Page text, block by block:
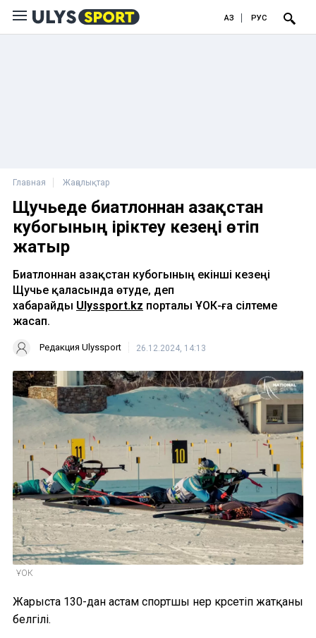
ҚАЗ РУС
Главная Жаңалықтар
Щучьеде биатлоннан Қазақстан
кубогының іріктеу кезеңі өтіп
жатыр
Биатлоннан Қазақстан кубогының екінші кезеңі
Щучье қаласында өтуде, деп
хабарайды Ulyssport.kz порталы ҰОК-ға сілтеме
жасап.
Редакция Ulyssport 26.12.2024, 14:13
ҰОК
Жарыста 130-дан астам спортшы өнер көрсетіп жатқаны
белгілі.